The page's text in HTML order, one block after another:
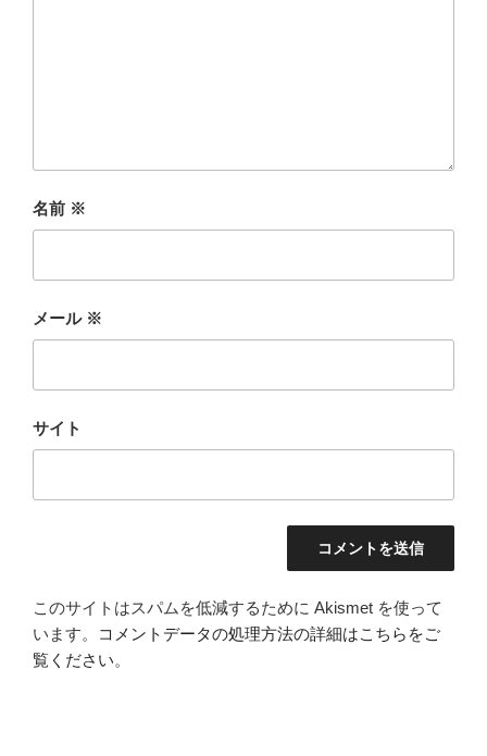
名前 ※
メール ※
サイト
このサイトはスパムを低減するために Akismet を使って
います。
コメントデータの処理方法の詳細はこちらをご
覧ください。